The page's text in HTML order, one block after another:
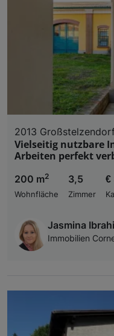
2013
Vielseitig nutzbare
Arbeiten perfekt
200 m2
Wohnfläche
3,5
Zimmer
€
Jasmina
Immobilien